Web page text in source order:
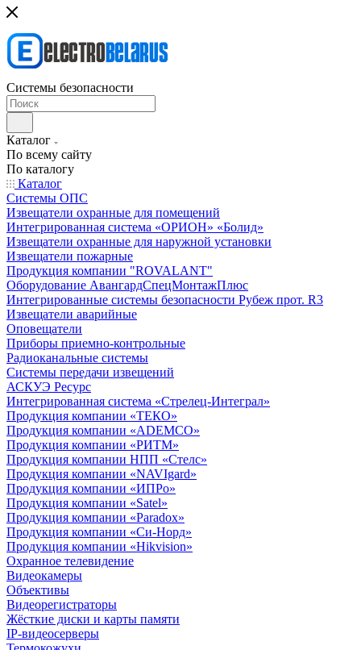
Системы безопасности
Каталог
По всему сайту
По каталогу
Каталог
Системы ОПС
Извещатели охранные для помещений
Интегрированная система «ОРИОН» «Болид»
Извещатели охранные для наружной установки
Извещатели пожарные
Продукция компании "ROVALANT"
Оборудование АвангардСпецМонтажПлюс
Интегрированные системы безопасности Рубеж прот. R3
Извещатели аварийные
Оповещатели
Приборы приемно-контрольные
Радиоканальные системы
Системы передачи извещений
АСКУЭ Ресурс
Интегрированная система «Стрелец-Интеграл»
Продукция компании «ТЕКО»
Продукция компании «ADEMCO»
Продукция компании «РИТМ»
Продукция компании НПП «Стелс»
Продукция компании «NAVIgard»
Продукция компании «ИПРо»
Продукция компании «Satel»
Продукция компании «Paradox»
Продукция компании «Си-Норд»
Продукция компании «Hikvision»
Охранное телевидение
Видеокамеры
Объективы
Видеорегистраторы
Жёсткие диски и карты памяти
IP-видеосерверы